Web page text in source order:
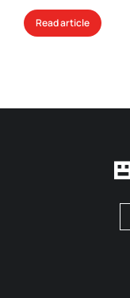
Read article